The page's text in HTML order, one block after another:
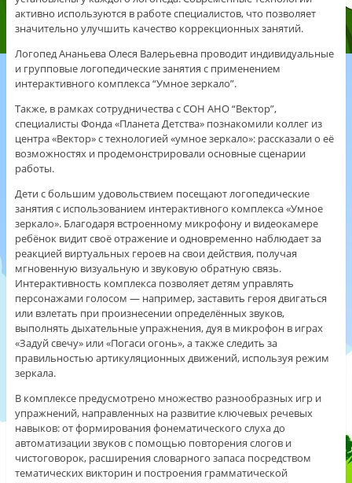
активно используются в работе специалистов, что позволяет
значительно улучшить качество коррекционных занятий.
Логопед Ананьева Олеся Валерьевна проводит индивидуальные
и групповые логопедические занятия с применением
интерактивного комплекса “Умное зеркало”.
Также, в рамках сотрудничества с СОН АНО “Вектор”,
специалисты Фонда «Планета Детства» познакомили коллег из
центра «Вектор» с технологией «умное зеркало»: рассказали о её
возможностях и продемонстрировали основные сценарии
работы.
Дети с большим удовольствием посещают логопедические
занятия с использованием интерактивного комплекса «Умное
зеркало». Благодаря встроенному микрофону и видеокамере
ребёнок видит своё отражение и одновременно наблюдает за
реакцией виртуальных героев на свои действия, получая
мгновенную визуальную и звуковую обратную связь.
Интерактивность комплекса позволяет детям управлять
персонажами голосом — например, заставить героя двигаться
или взлетать при произнесении определённых звуков,
выполнять дыхательные упражнения, дуя в микрофон в играх
«Задуй свечу» или «Погаси огонь», а также следить за
правильностью артикуляционных движений, используя режим
зеркала.
В комплексе предусмотрено множество разнообразных игр и
упражнений, направленных на развитие ключевых речевых
навыков: от формирования фонематического слуха до
автоматизации звуков с помощью повторения слогов и
чистоговорок, расширения словарного запаса посредством
тематических викторин и построения грамматической